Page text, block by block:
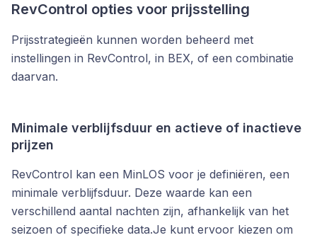
RevControl opties voor prijsstelling
Prijsstrategieën kunnen worden beheerd met
instellingen in RevControl, in BEX, of een combinatie
daarvan.
Minimale verblijfsduur en actieve of inactieve
prijzen
RevControl kan een MinLOS voor je definiëren, een
minimale verblijfsduur. Deze waarde kan een
verschillend aantal nachten zijn, afhankelijk van het
seizoen of specifieke data.Je kunt ervoor kiezen om